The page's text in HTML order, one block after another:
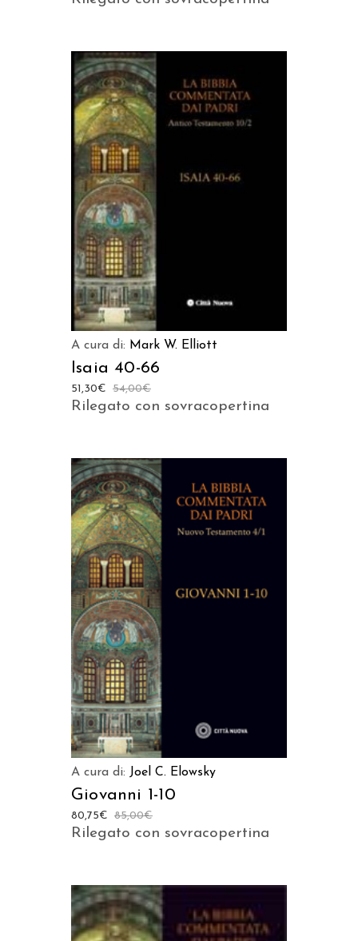
AGGIUNGI AL CARRELLO
A cura di: Mark W. Elliott
Isaia 40-66
54,00€
51,30€
Rilegato con sovracopertina
AGGIUNGI AL CARRELLO
A cura di: Joel C. Elowsky
Giovanni 1-10
85,00€
80,75€
Rilegato con sovracopertina